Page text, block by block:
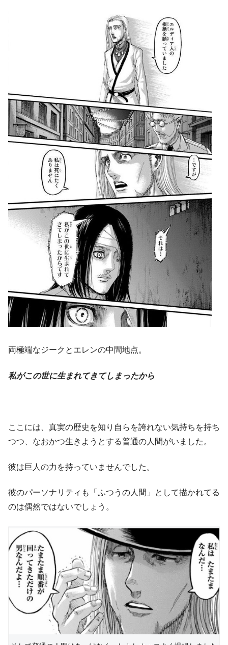
両極端なジークとエレンの中間地点。
私がこの世に生まれてきてしまったから
ここには、真実の歴史を知り自らを誇れない気持ちを持ち
つつ、なおかつ生きようとする普通の人間がいました。
彼は巨人の力を持っていませんでした。
彼のパーソナリティも「ふつうの人間」として描かれてる
のは偶然ではないでしょう。